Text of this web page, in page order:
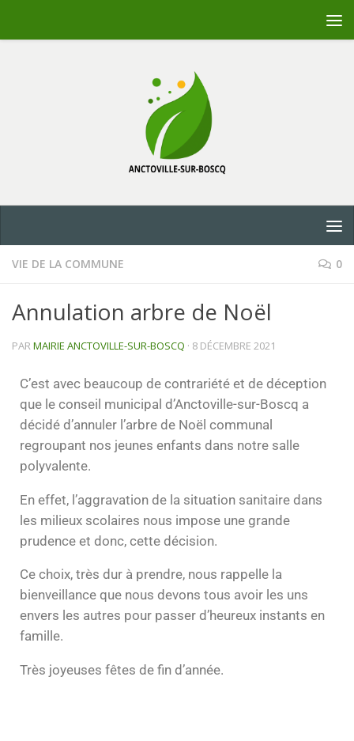
VIE DE LA COMMUNE 0
Annulation arbre de Noël
PARMAIRIE ANCTOVILLE-SUR-BOSCQ · 8 DÉCEMBRE 2021
C’est avec beaucoup de contrariété et de déception
que le conseil municipal d’Anctoville-sur-Boscq a
décidé d’annuler l’arbre de Noël communal
regroupant nos jeunes enfants dans notre salle
polyvalente.
En effet, l’aggravation de la situation sanitaire dans
les milieux scolaires nous impose une grande
prudence et donc, cette décision.
Ce choix, très dur à prendre, nous rappelle la
bienveillance que nous devons tous avoir les uns
envers les autres pour passer d’heureux instants en
famille.
Très joyeuses fêtes de fin d’année.